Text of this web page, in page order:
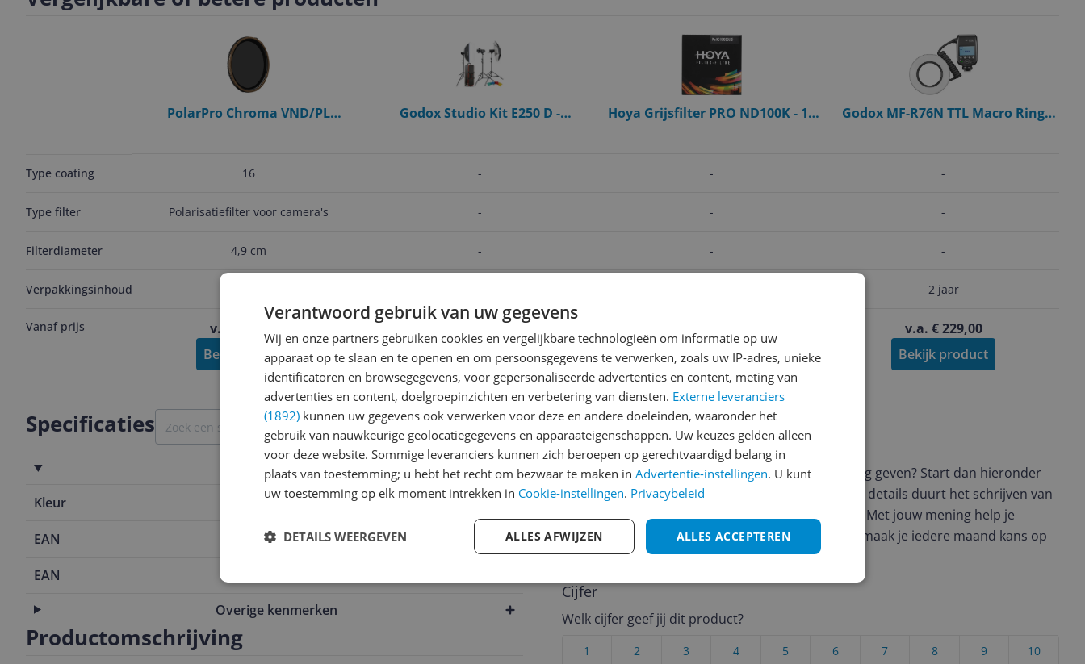
Type coating
Type filter
Filterdiameter
Verpakkingsinhoud
Vanaf prijs
PolarPro Chroma VND/PL
16
Polarisatiefilter voor camera's
4,9 cm
v.a. € 159,95
Bekijk product
Godox Studio Kit E250 D -
-
-
-
v.a. € 399,00
Bekijk product
Hoya Grijsfilter PRO ND100K - 16
-
-
-
Bekijk product
Godox MF-R76N TTL Macro Ring
-
-
-
2 jaar
v.a. € 229,00
Bekijk product
Specificaties
Productinformatie
Kleur
Zwart
EAN 6971842180554
EAN
Overige kenmerken
Productomschrijving
Reviews
Er zijn nog geen reviews geschreven
Heb jij dit product in bezit en wil je graag je mening geven? Start dan hieronder
met het schrijven van je review. Afhankelijk van de details duurt het schrijven van
een review gemiddeld tussen de 3 en 10 minuten. Met jouw mening help je
andere bezoekers een betere keuze te maken én maak je iedere maand kans op
€250,-!Klik hier voor de actievoorwaarden.
Cijfer
Welk cijfer geef jij dit product?
10
9
8
7
6
5
4
3
2
1
Verantwoord gebruik van uw gegevens
Wij en onze partners gebruiken cookies en vergelijkbare technologieën om informatie op uw
apparaat op te slaan en te openen en om persoonsgegevens te verwerken, zoals uw IP-adres, unieke
identificatoren en browsegegevens, voor gepersonaliseerde advertenties en content, meting van
advertenties en content, doelgroepinzichten en verbetering van diensten. Externe leveranciers
(1892) kunnen uw gegevens ook verwerken voor deze en andere doeleinden, waaronder het
gebruik van nauwkeurige geolocatiegegevens en apparaateigenschappen. Uw keuzes gelden alleen
voor deze website. Sommige leveranciers kunnen zich beroepen op gerechtvaardigd belang in
plaats van toestemming; u hebt het recht om bezwaar te maken in Advertentie-instellingen. U kunt
uw toestemming op elk moment intrekken in Cookie-instellingen. Privacybeleid
ALLES ACCEPTEREN
ALLES AFWIJZEN
DETAILS WEERGEVEN